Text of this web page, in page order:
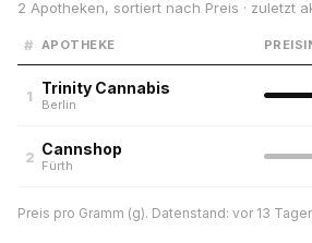
2 Apotheken, sortiert nach Preis · zuletzt
# APOTHEKE
1 Trinity Cannabis
Berlin
2 Cannshop
Fürth
Preis pro Gramm (g). Datenstand: vor 13